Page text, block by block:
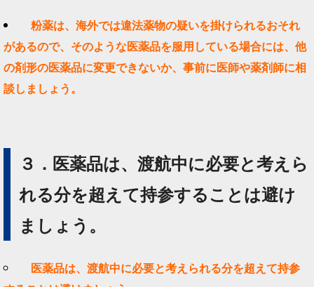
粉薬は、海外では違法薬物の疑いを掛けられるおそれ
があるので、そのような医薬品を服用している場合には、他
の剤形の医薬品に変更できないか、事前に医師や薬剤師に相
談しましょう。
３．医薬品は、渡航中に必要と考えら
れる分を超えて持参することは避け
ましょう。
医薬品は、渡航中に必要と考えられる分を超えて持参